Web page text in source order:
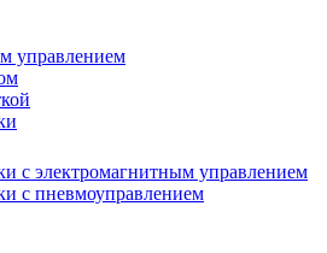
управлением
с электромагнитным управлением
с пневмоуправлением